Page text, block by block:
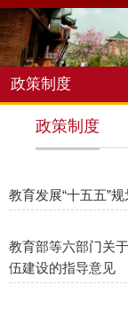
政策制度
政策制度
教育发展“十五五”规
教育部等六部门关
伍建设的指导意见